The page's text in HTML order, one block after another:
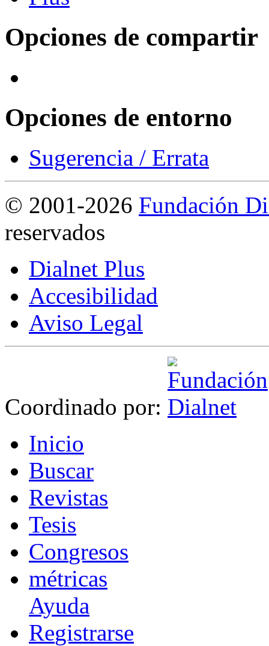
Opciones de compartir
Opciones de entorno
Sugerencia / Errata
© 2001-2026 Fundación
reservados
Dialnet Plus
Accesibilidad
Aviso Legal
Coordinado por:
Inicio
Buscar
Revistas
Tesis
Congresos
métricas
Ayuda
Registrarse